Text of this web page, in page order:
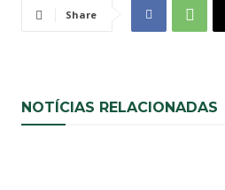
Share
NOTÍCIAS RELACIONADAS